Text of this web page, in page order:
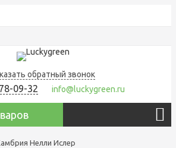
обратный звонок
09-32 info@luckygreen.ru
Нелли Ислер